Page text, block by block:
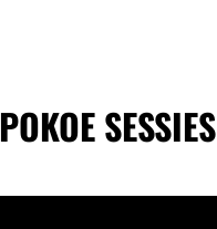
POKOE SESSIES